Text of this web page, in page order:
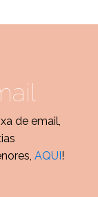
de email,
AQUI!